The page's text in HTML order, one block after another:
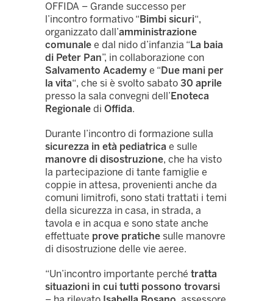
OFFIDA – Grande successo per
l’incontro formativo “ Bimbi sicuri“,
organizzato dall’amministrazione
comunale e dal nido d’infanzia “ La baia
di Peter Pan”, in collaborazione con
Salvamento Academy e “ Due mani per
la vita“, che si è svolto sabato 30 aprile
presso la sala convegni dell’ Enoteca
Regionale di Offida.
Durante l’incontro di formazione sulla
sicurezza in età pediatrica e sulle
manovre di disostruzione, che ha visto
la partecipazione di tante famiglie e
coppie in attesa, provenienti anche da
comuni limitrofi, sono stati trattati i temi
della sicurezza in casa, in strada, a
tavola e in acqua e sono state anche
effettuate prove pratiche sulle manovre
di disostruzione delle vie aeree.
“Un’incontro importante perché tratta
situazioni in cui tutti possono trovarsi